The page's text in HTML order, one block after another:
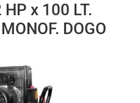
HP x 100 LT.
DOGO